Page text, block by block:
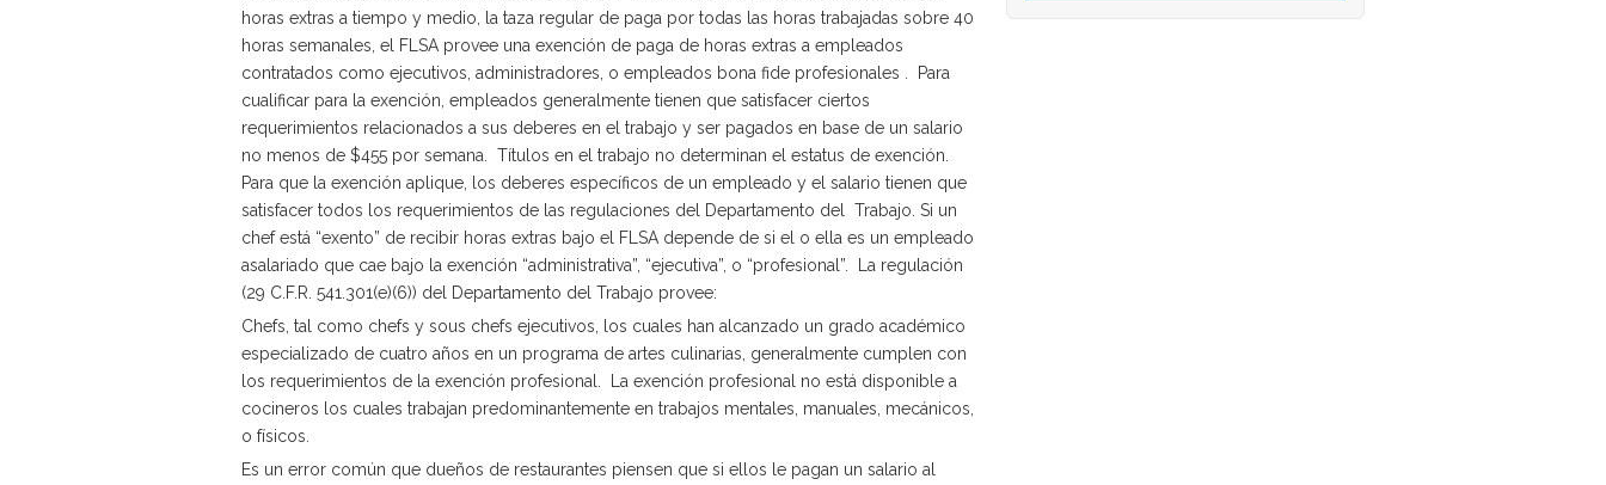
horas extras a tiempo y medio, la taza regular de paga por todas las horas trabajadas sobre 40
horas semanales, el FLSA provee una exención de paga de horas extras a empleados
contratados como ejecutivos, administradores, o empleados bona fide profesionales . Para
cualificar para la exención, empleados generalmente tienen que satisfacer ciertos
requerimientos relacionados a sus deberes en el trabajo y ser pagados en base de un salario
no menos de $455 por semana. Títulos en el trabajo no determinan el estatus de exención.
Para que la exención aplique, los deberes específicos de un empleado y el salario tienen que
satisfacer todos los requerimientos de las regulaciones del Departamento del Trabajo. Si un
chef está “exento” de recibir horas extras bajo el FLSA depende de si el o ella es un empleado
asalariado que cae bajo la exención “administrativa”, “ejecutiva”, o “profesional”. La regulación
(29 C.F.R. 541.301(e)(6)) del Departamento del Trabajo provee:
Chefs, tal como chefs y sous chefs ejecutivos, los cuales han alcanzado un grado académico
especializado de cuatro años en un programa de artes culinarias, generalmente cumplen con
los requerimientos de la exención profesional. La exención profesional no está disponible a
cocineros los cuales trabajan predominantemente en trabajos mentales, manuales, mecánicos,
o físicos.
Es un error común que dueños de restaurantes piensen que si ellos le pagan un salario al